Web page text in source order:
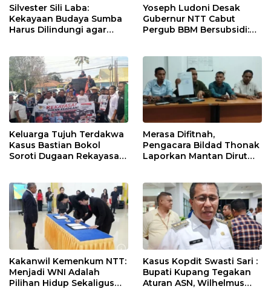
Silvester Sili Laba:
Kekayaan Budaya Sumba
Harus Dilindungi agar
Yoseph Ludoni Desak
Gubernur NTT Cabut
Pergub BBM Bersubsidi:
Keluarga Tujuh Terdakwa
Kasus Bastian Bokol
Soroti Dugaan Rekayasa
Merasa Difitnah,
Pengacara Bildad Thonak
Laporkan Mantan Dirut
Kakanwil Kemenkum NTT:
Menjadi WNI Adalah
Pilihan Hidup Sekaligus
Kasus Kopdit Swasti Sari :
Bupati Kupang Tegakan
Aturan ASN, Wilhelmus